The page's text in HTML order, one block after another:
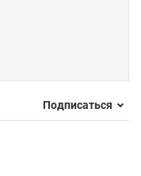
Подписаться